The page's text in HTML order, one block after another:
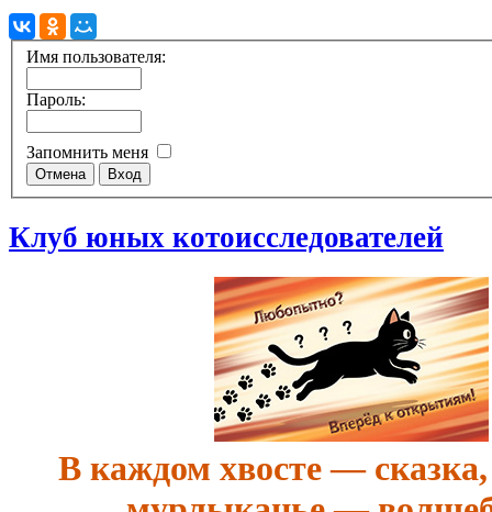
Имя пользователя:
Пароль:
Запомнить меня
Клуб юных котоисследователей
В каждом хвосте —